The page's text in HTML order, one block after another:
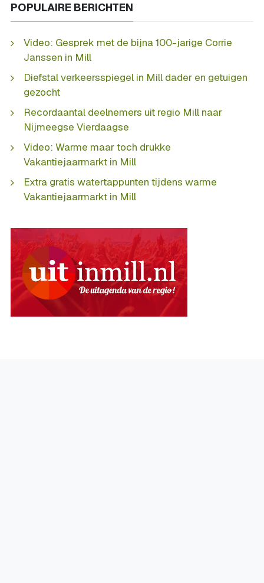
POPULAIRE BERICHTEN
Video: Gesprek met de bijna 100-jarige Corrie
Janssen in Mill
Diefstal verkeersspiegel in Mill dader en getuigen
gezocht
Recordaantal deelnemers uit regio Mill naar
Nijmeegse Vierdaagse
Video: Warme maar toch drukke
Vakantiejaarmarkt in Mill
Extra gratis watertappunten tijdens warme
Vakantiejaarmarkt in Mill